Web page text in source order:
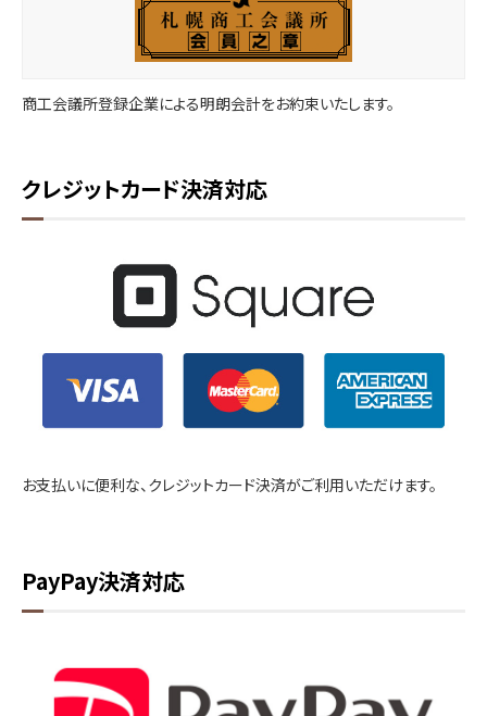
商工会議所登録企業による明朗会計をお約束いたします。
クレジットカード決済対応
お支払いに便利な、クレジットカード決済がご利用いただけます。
PayPay決済対応